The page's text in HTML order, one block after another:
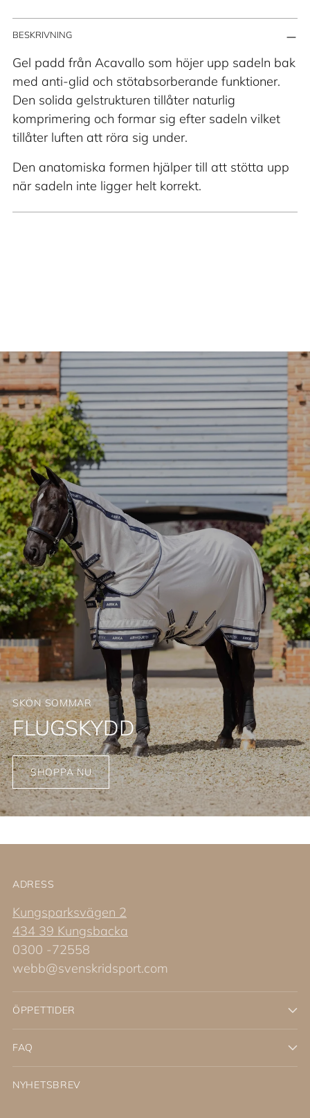
Lägger
till
produkt
i
din
varukorg
BESKRIVNING
Gel padd från Acavallo som höjer upp sadeln bak
med anti-glid och stötabsorberande funktioner.
Den solida gelstrukturen tillåter naturlig
komprimering och formar sig efter sadeln vilket
tillåter luften att röra sig under.
Den anatomiska formen hjälper till att stötta upp
när sadeln inte ligger helt korrekt.
SKÖN SOMMAR
FLUGSKYDD
SHOPPA NU
ADRESS
Kungsparksvägen 2
434 39 Kungsbacka
0300 -72558
webb@svenskridsport.com
ÖPPETTIDER
FAQ
NYHETSBREV